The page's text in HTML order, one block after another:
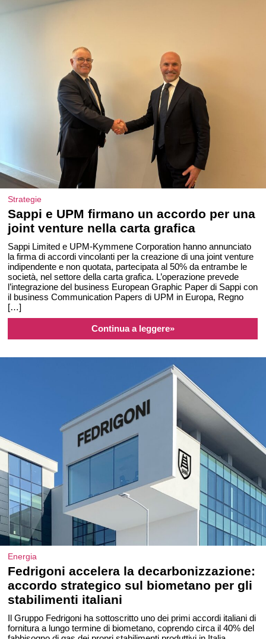
Strategie
Sappi e UPM firmano un accordo per una
joint venture nella carta grafica
Sappi Limited e UPM-Kymmene Corporation hanno annunciato
la firma di accordi vincolanti per la creazione di una joint venture
indipendente e non quotata, partecipata al 50% da entrambe le
società, nel settore della carta grafica. L’operazione prevede
l’integrazione del business European Graphic Paper di Sappi con
il business Communication Papers di UPM in Europa, Regno
[…]
Continua a leggere»
Energia
Fedrigoni accelera la decarbonizzazione:
accordo strategico sul biometano per gli
stabilimenti italiani
Il Gruppo Fedrigoni ha sottoscritto uno dei primi accordi italiani di
fornitura a lungo termine di biometano, coprendo circa il 40% del